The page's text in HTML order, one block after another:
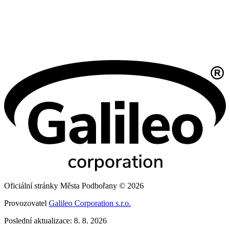
Oficiální stránky Města Podbořany © 2026
Provozovatel Galileo Corporation s.r.o.
Poslední aktualizace: 8. 8. 2026